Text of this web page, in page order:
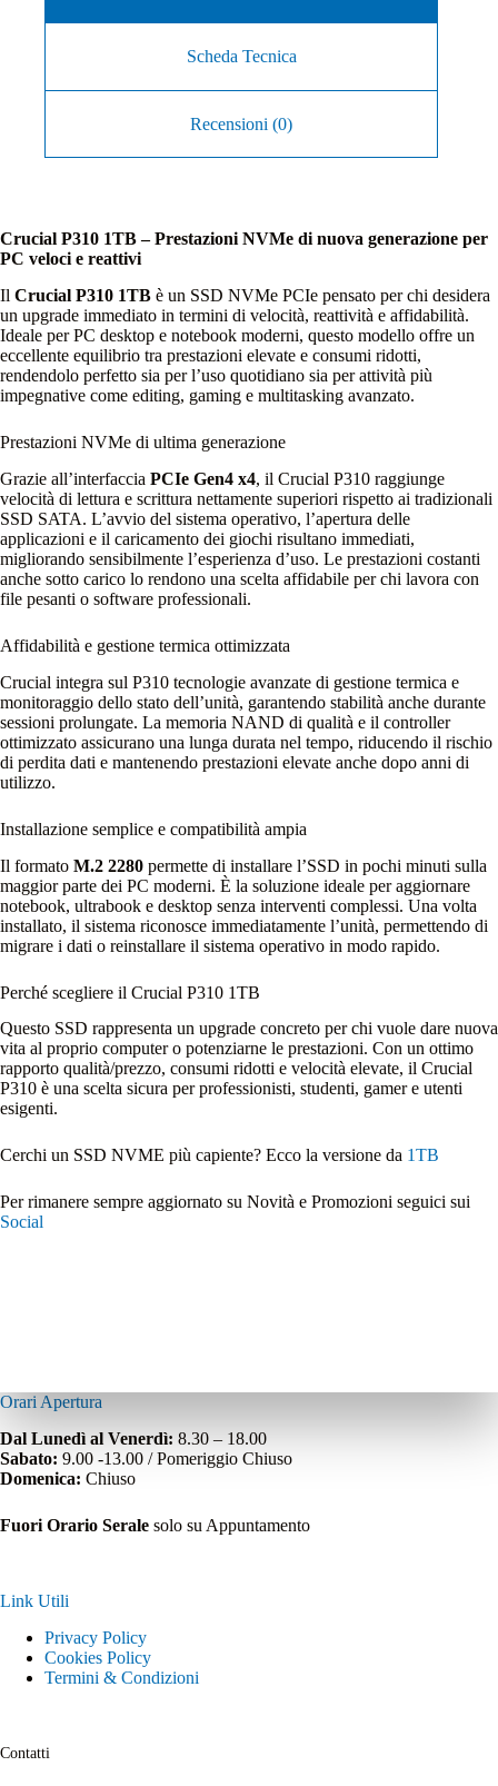
Scheda Tecnica
Recensioni (0)
Crucial P310 1TB – Prestazioni NVMe di nuova generazione per
PC veloci e reattivi
Il Crucial P310 1TB è un SSD NVMe PCIe pensato per chi desidera
un upgrade immediato in termini di velocità, reattività e affidabilità.
Ideale per PC desktop e notebook moderni, questo modello offre un
eccellente equilibrio tra prestazioni elevate e consumi ridotti,
rendendolo perfetto sia per l’uso quotidiano sia per attività più
impegnative come editing, gaming e multitasking avanzato.
Prestazioni NVMe di ultima generazione
Grazie all’interfaccia PCIe Gen4 x4, il Crucial P310 raggiunge
velocità di lettura e scrittura nettamente superiori rispetto ai tradizionali
SSD SATA. L’avvio del sistema operativo, l’apertura delle
applicazioni e il caricamento dei giochi risultano immediati,
migliorando sensibilmente l’esperienza d’uso. Le prestazioni costanti
anche sotto carico lo rendono una scelta affidabile per chi lavora con
file pesanti o software professionali.
Affidabilità e gestione termica ottimizzata
Crucial integra sul P310 tecnologie avanzate di gestione termica e
monitoraggio dello stato dell’unità, garantendo stabilità anche durante
sessioni prolungate. La memoria NAND di qualità e il controller
ottimizzato assicurano una lunga durata nel tempo, riducendo il rischio
di perdita dati e mantenendo prestazioni elevate anche dopo anni di
utilizzo.
Installazione semplice e compatibilità ampia
Il formato M.2 2280 permette di installare l’SSD in pochi minuti sulla
maggior parte dei PC moderni. È la soluzione ideale per aggiornare
notebook, ultrabook e desktop senza interventi complessi. Una volta
installato, il sistema riconosce immediatamente l’unità, permettendo di
migrare i dati o reinstallare il sistema operativo in modo rapido.
Perché scegliere il Crucial P310 1TB
Questo SSD rappresenta un upgrade concreto per chi vuole dare nuova
vita al proprio computer o potenziarne le prestazioni. Con un ottimo
rapporto qualità/prezzo, consumi ridotti e velocità elevate, il Crucial
P310 è una scelta sicura per professionisti, studenti, gamer e utenti
esigenti.
Cerchi un SSD NVME più capiente? Ecco la versione da 1TB
Per rimanere sempre aggiornato su Novità e Promozioni seguici sui
Social
Orari Apertura
Dal Lunedì al Venerdì: 8.30 – 18.00
Sabato: 9.00 -13.00 / Pomeriggio Chiuso
Domenica: Chiuso
Fuori Orario Serale solo su Appuntamento
Link Utili
Privacy Policy
Cookies Policy
Termini & Condizioni
Contatti